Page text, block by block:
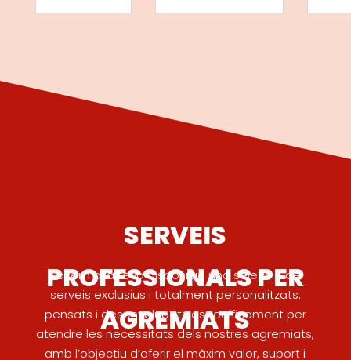
SERVEIS
PROFESSIONALS PER
AGREMIATS
Posem a la teva disposició una selecció de
serveis exclusius i totalment personalitzats,
pensats i desenvolupats específicament per
atendre les necessitats dels nostres agremiats,
amb l’objectiu d’oferir el màxim valor, suport i